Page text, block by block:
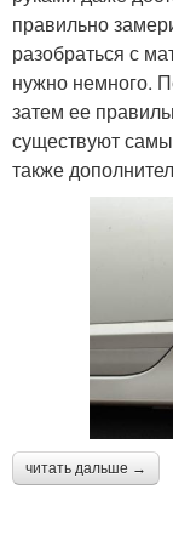
правильно
разобраться с
нужно немного.
затем ее
существуют
также
читать дальше →